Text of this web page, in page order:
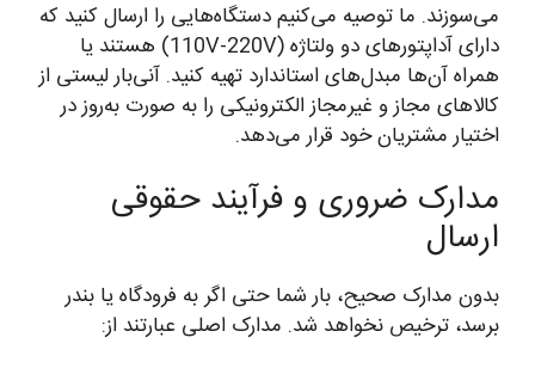
می‌سوزند. ما توصیه می‌کنیم دستگاه‌هایی را ارسال کنید که
دارای آداپتورهای دو ولتاژه (110V-220V) هستند یا
همراه آن‌ها مبدل‌های استاندارد تهیه کنید. آنی‌بار لیستی از
کالاهای مجاز و غیرمجاز الکترونیکی را به صورت به‌روز در
اختیار مشتریان خود قرار می‌دهد.
مدارک ضروری و فرآیند حقوقی
ارسال
بدون مدارک صحیح، بار شما حتی اگر به فرودگاه یا بندر
برسد، ترخیص نخواهد شد. مدارک اصلی عبارتند از: